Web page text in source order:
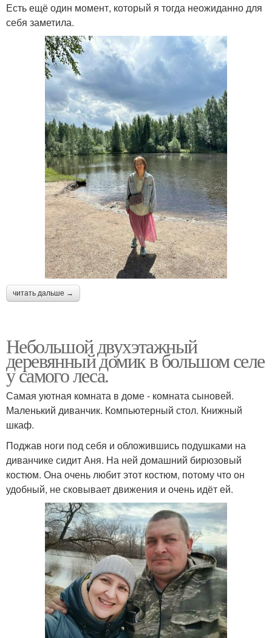
Есть ещё один момент, который я тогда неожиданно для
себя заметила.
читать дальше →
Небольшой двухэтажный
деревянный домик в большом селе
у самого леса.
Самая уютная комната в доме - комната сыновей.
Маленький диванчик. Компьютерный стол. Книжный
шкаф.
Поджав ноги под себя и обложившись подушками на
диванчике сидит Аня. На ней домашний бирюзовый
костюм. Она очень любит этот костюм, потому что он
удобный, не сковывает движения и очень идёт ей.